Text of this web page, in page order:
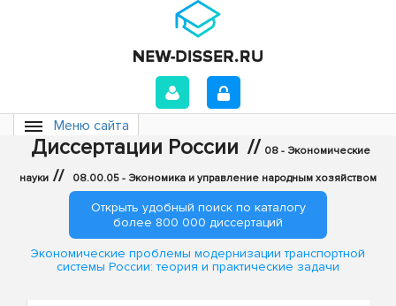
Меню сайта
Диссертации России // 08 - Экономические
науки // 08.00.05 - Экономика и управление народным хозяйством
Открыть удобный поиск по каталогу
более 800 000 диссертаций
Экономические проблемы модернизации транспортной
системы России: теория и практические задачи